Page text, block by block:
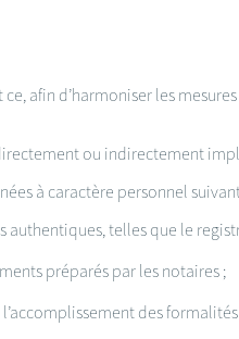
afin d’harmoniser les
ou indirectement
à caractère personnel
telles que le
préparés par les notaires ;
des